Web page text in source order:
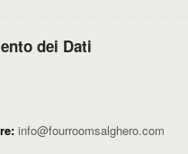
dei Dati
info@fourroomsalghero.com